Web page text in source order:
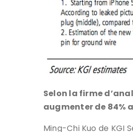
Selon la firme
augmenter de 84%
Ming-Chi Kuo de KGI